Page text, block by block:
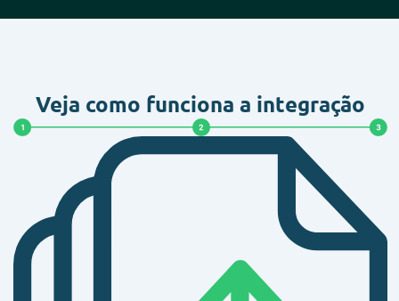
Veja como funciona a integração